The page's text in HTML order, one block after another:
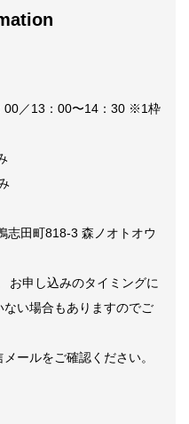
00／13：00〜14：30 ※1枠
志田町818-3 森ノオトオウ
お申し込みのタイミングに
い場合もありますのでご
ールをご確認ください。